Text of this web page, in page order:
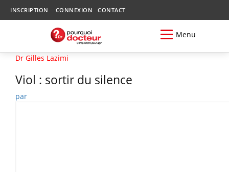
INSCRIPTION CONNEXION CONTACT
Menu
Dr Gilles Lazimi
Viol : sortir du silence
par